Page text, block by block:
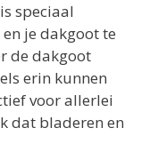
speciaal
je dakgoot te
de dakgoot
erin kunnen
voor allerlei
dat bladeren en